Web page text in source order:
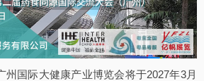
州国际大健康产业博览会将于2027年3月